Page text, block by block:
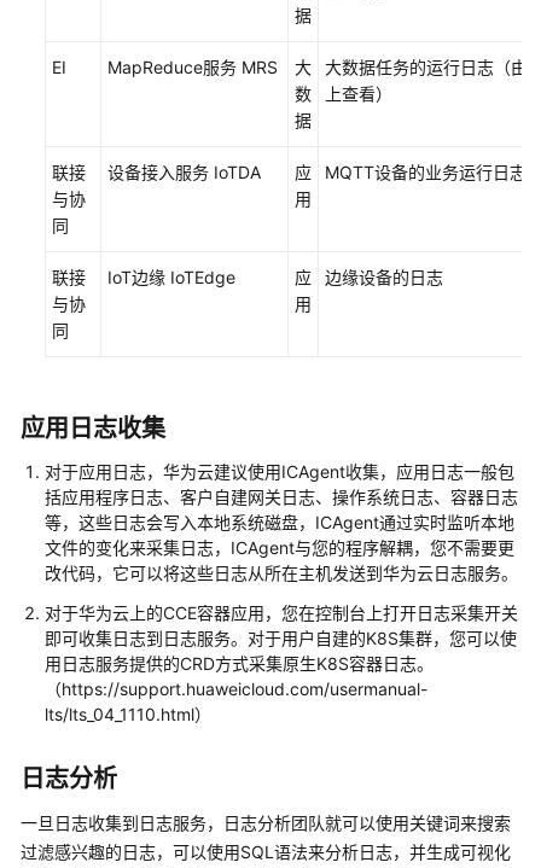
监
一
储
自
动
化
部
署
骤
附
录
订
记
录
据
EI MapReduce服务 MRS
大
数
据
大数据任务的运行日志（由
上查看）
联接
与协
同
设备接入服务 IoTDA
应
用
MQTT设备的业务运行日志
联接
与协
同
IoT边缘 IoTEdge
应
用
边缘设备的日志
应用日志收集
对于应用日志，华为云建议使用ICAgent收集，应用日志一般包
括应用程序日志、客户自建网关日志、操作系统日志、容器日志
等，这些日志会写入本地系统磁盘，ICAgent通过实时监听本地
文件的变化来采集日志，ICAgent与您的程序解耦，您不需要更
改代码，它可以将这些日志从所在主机发送到华为云日志服务。
对于华为云上的CCE容器应用，您在控制台上打开日志采集开关
即可收集日志到日志服务。对于用户自建的K8S集群，您可以使
用日志服务提供的CRD方式采集原生K8S容器日志。
（https://support.huaweicloud.com/usermanual-
lts/lts_04_1110.html）
日志分析
一旦日志收集到日志服务，日志分析团队就可以使用关键词来搜索
过滤感兴趣的日志，可以使用SQL语法来分析日志，并生成可视化